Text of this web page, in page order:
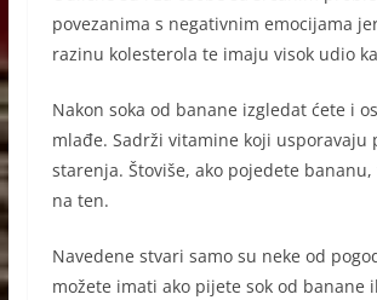
povezanima s negativnim emocijama
razinu kolesterola te imaju visok udio
Nakon soka od banane izgledat ćete i
mlađe. Sadrži vitamine koji usporavaju
starenja. Štoviše, ako pojedete
na ten.
Navedene stvari samo su neke od
možete imati ako pijete sok od banane